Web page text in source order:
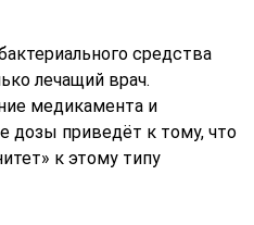
средства
лечащий врач.
медикамента и
дозы приведёт к тому, что
к этому типу